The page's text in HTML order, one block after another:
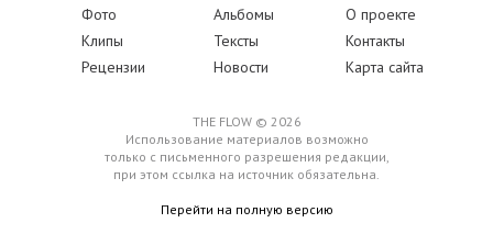
Фото Альбомы
О проекте
Клипы
Тексты
Контакты
Рецензии
Новости Карта сайта
THE FLOW © 2026
Использование материалов возможно
только с письменного разрешения редакции,
при этом ссылка на источник обязательна.
Перейти на полную версию